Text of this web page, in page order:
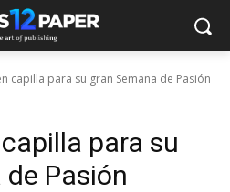
capilla para su gran Semana de Pasión
para su
Pasión